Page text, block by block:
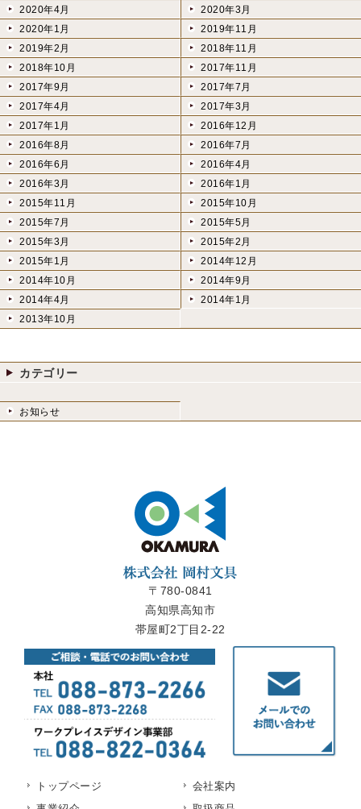
2020年4月
2020年3月
2020年1月
2019年11月
2019年2月
2018年11月
2018年10月
2017年11月
2017年9月
2017年7月
2017年4月
2017年3月
2017年1月
2016年12月
2016年8月
2016年7月
2016年6月
2016年4月
2016年3月
2016年1月
2015年11月
2015年10月
2015年7月
2015年5月
2015年3月
2015年2月
2015年1月
2014年12月
2014年10月
2014年9月
2014年4月
2014年1月
2013年10月
カテゴリー
お知らせ
〒780-0841
高知県高知市
帯屋町2丁目2-22
トップページ
会社案内